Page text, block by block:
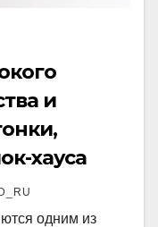
и
хауса
одним из